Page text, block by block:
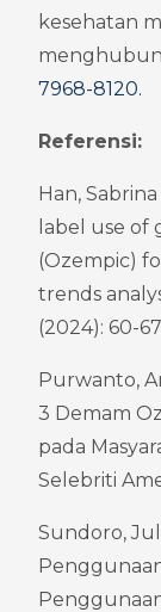
kesehatan
7968-8120.
Referensi:
Han,
label use of
(Ozempic)
trends
(2024): 60-
Purwanto,
3 Demam
pada
Selebriti
Sundoro,